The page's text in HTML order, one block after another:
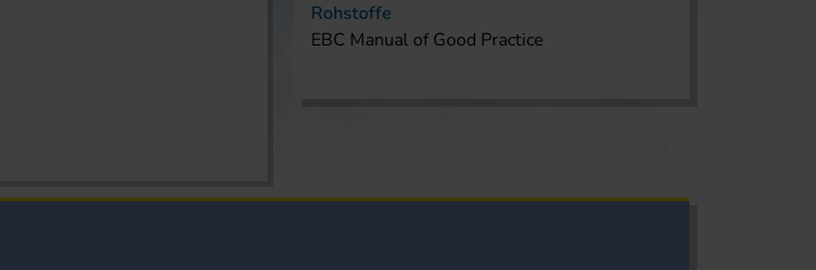
Rohstoffe
EBC Manual of Good Practice